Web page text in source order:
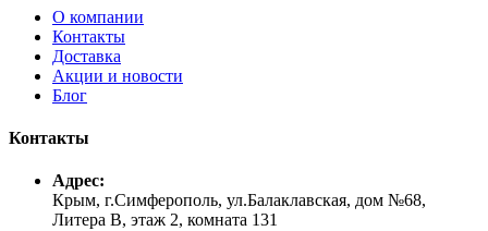
О компании
Контакты
Доставка
Акции и новости
Блог
Контакты
Адрес:
Крым, г.Симферополь, ул.Балаклавская, дом №68,
Литера В, этаж 2, комната 131